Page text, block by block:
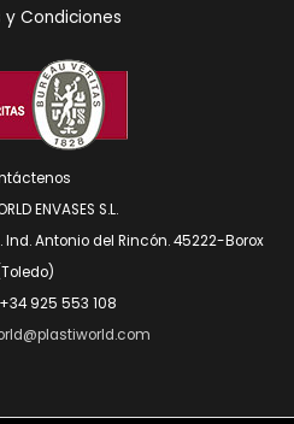
y Condiciones
ENVASES S.L.
Ind. Antonio del Rincón. 45222-Borox
925 553 108